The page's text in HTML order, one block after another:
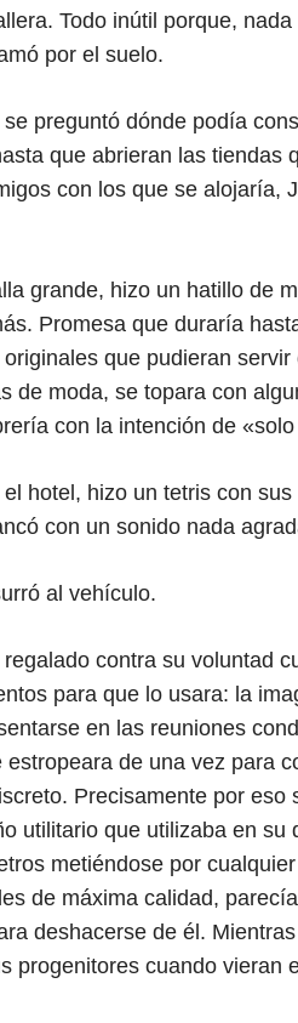
Todo inútil porque,
por el suelo.
preguntó dónde podía
que abrieran las tiendas
con los que se alojaría,
grande, hizo un hatillo de
Promesa que duraría
que pudieran
de moda, se topara con
con la intención de
hotel, hizo un tetris con
con un sonido nada
al vehículo.
contra su voluntad
para que lo usara: la
en las reuniones
de una vez para
Precisamente por eso
utilitario que utilizaba en
metiéndose por
de máxima calidad,
deshacerse de él.
progenitores cuando vieran